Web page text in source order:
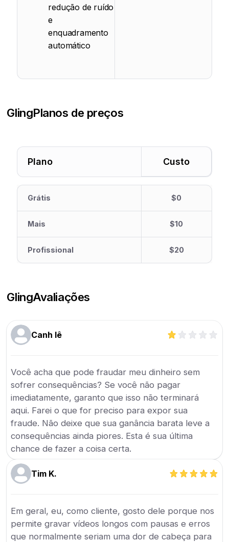
redução de ruído
e
enquadramento
automático
GlingPlanos de preços
Plano Custo
Grátis $0
Mais $10
Profissional $20
GlingAvaliações
Canh lê
Você acha que pode fraudar meu dinheiro sem
sofrer consequências? Se você não pagar
imediatamente, garanto que isso não terminará
aqui. Farei o que for preciso para expor sua
fraude. Não deixe que sua ganância barata leve a
consequências ainda piores. Esta é sua última
chance de fazer a coisa certa.
Tim K.
Em geral, eu, como cliente, gosto dele porque nos
permite gravar vídeos longos com pausas e erros
que normalmente seriam uma dor de cabeça para